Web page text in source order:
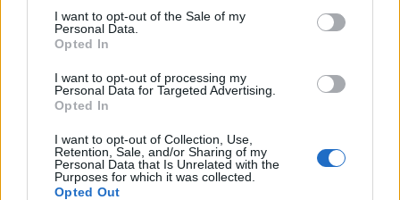
consent section.
I want to opt-out of the Sale of my
Personal Data.
Opted In
I want to opt-out of processing my
Personal Data for Targeted Advertising.
Opted In
I want to opt-out of Collection, Use,
Retention, Sale, and/or Sharing of my
Personal Data that Is Unrelated with the
Purposes for which it was collected.
Opted Out